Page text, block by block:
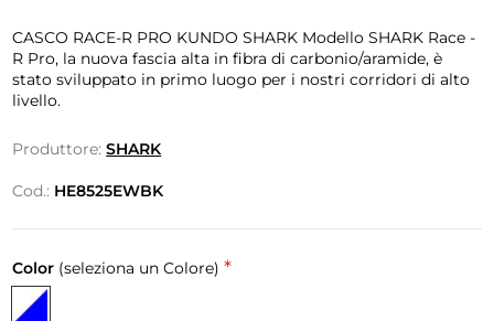
CASCO RACE-R PRO KUNDO SHARK Modello SHARK Race -
R Pro, la nuova fascia alta in fibra di carbonio/aramide, è
stato sviluppato in primo luogo per i nostri corridori di alto
livello.
Produttore: SHARK
Cod.: HE8525EWBK
Color (seleziona un Colore) *